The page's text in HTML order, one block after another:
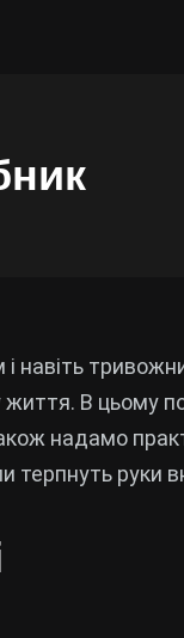
навіть
життя. В цьому
надамо
терпнуть руки